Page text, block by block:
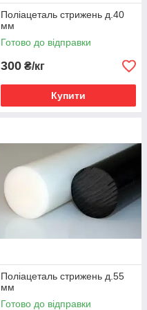
Поліацеталь стрижень д.40
мм
Готово до відправки
300 ₴/кг
Купити
Поліацеталь стрижень д.55
мм
Готово до відправки